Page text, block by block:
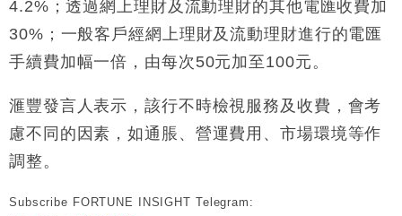
13:12
國際｜特朗普赴洛杉磯高球場活動前 男子攜槍彈被捕
12:30
手
11:40
財經｜黑石傳再籌逾360億美元 支援Anthropic租用
Google晶片
10:57
財經｜美商務部擬擴大金屬關稅範圍 14類產品或加徵
定高消費客群
4.2%；透過網上理財及流動理財的其他電匯收費加
30%；一般客戶經網上理財及流動理財進行的電匯
手續費加幅一倍，由每次50元加至100元。
滙豐發言人表示，該行不時檢視服務及收費，會考
慮不同的因素，如通脹、營運費用、市場環境等作
調整。
Subscribe FORTUNE INSIGHT Telegram: